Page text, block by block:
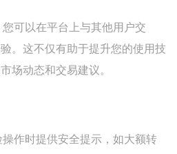
可以在平台上与其他用户交
。这不仅有助于提升您的使用技
场动态和交易建议。
作时提供安全提示，如大额转